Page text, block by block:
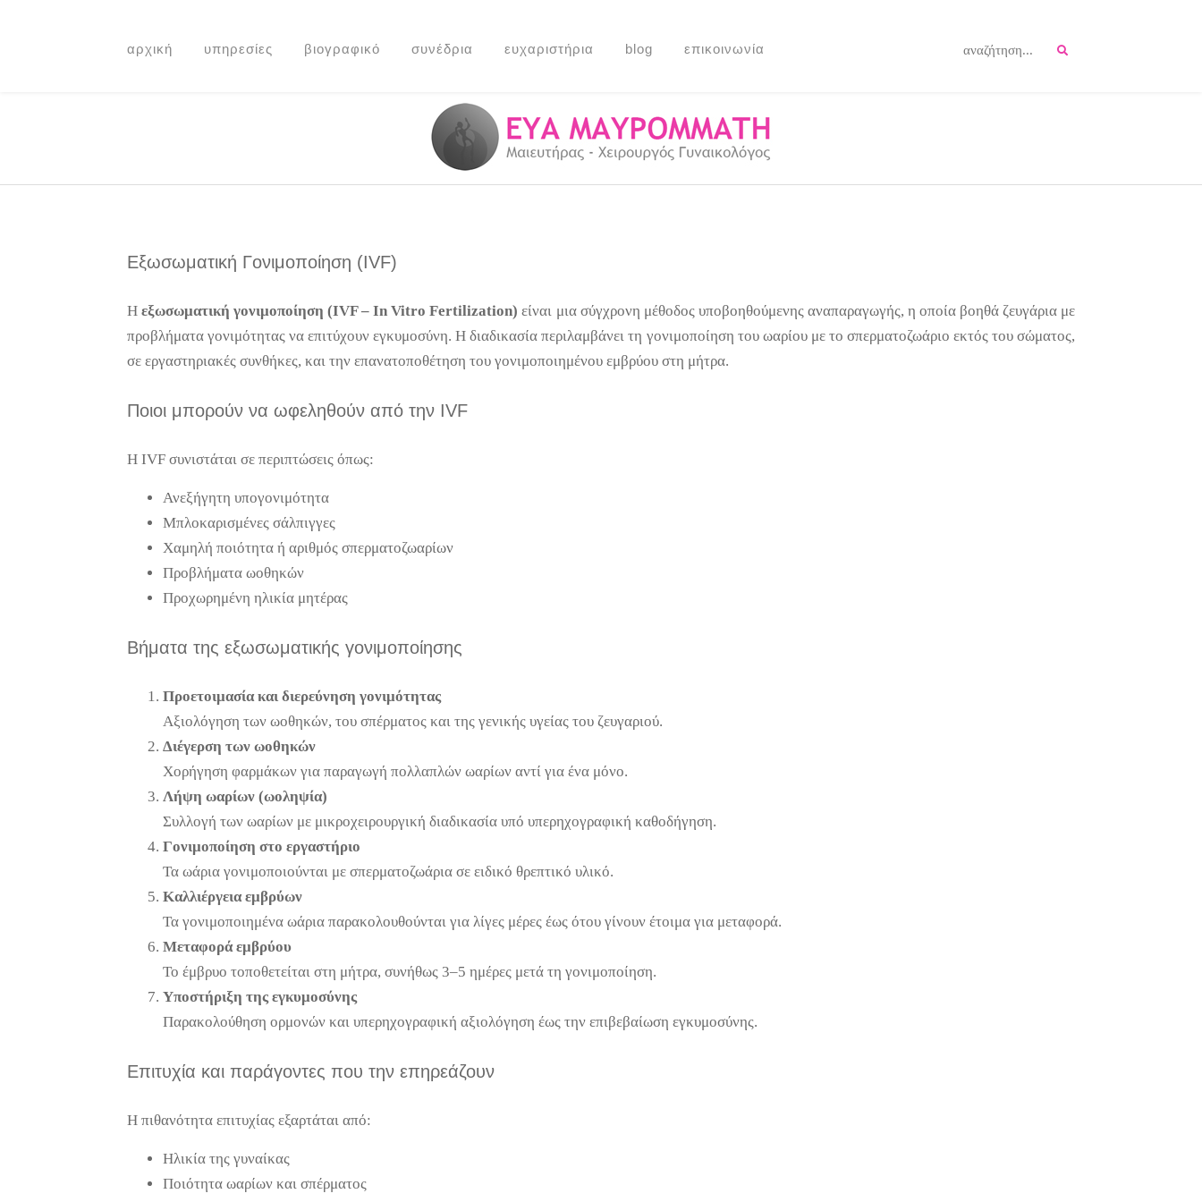
αρχική υπηρεσίες βιογραφικό συνέδρια ευχαριστήρια blog επικοινωνία
Εξωσωματική Γονιμοποίηση (IVF)
Ηεξωσωματική γονιμοποίηση (IVF – In Vitro Fertilization) είναι μια σύγχρονη μέθοδος υποβοηθούμενης αναπαραγωγής, η οποία βοηθά ζευγάρια με
προβλήματα γονιμότητας να επιτύχουν εγκυμοσύνη. Η διαδικασία περιλαμβάνει τη γονιμοποίηση του ωαρίου με το σπερματοζωάριο εκτός του σώματος,
σε εργαστηριακές συνθήκες, και την επανατοποθέτηση του γονιμοποιημένου εμβρύου στη μήτρα.
Ποιοι μπορούν να ωφεληθούν από την IVF
Η IVF συνιστάται σε περιπτώσεις όπως:
Ανεξήγητη υπογονιμότητα
Μπλοκαρισμένες σάλπιγγες
Χαμηλή ποιότητα ή αριθμός σπερματοζωαρίων
Προβλήματα ωοθηκών
Προχωρημένη ηλικία μητέρας
Βήματα της εξωσωματικής γονιμοποίησης
Προετοιμασία και διερεύνηση γονιμότητας
Αξιολόγηση των ωοθηκών, του σπέρματος και της γενικής υγείας του ζευγαριού.
Διέγερση των ωοθηκών
Χορήγηση φαρμάκων για παραγωγή πολλαπλών ωαρίων αντί για ένα μόνο.
Λήψη ωαρίων (ωοληψία)
Συλλογή των ωαρίων με μικροχειρουργική διαδικασία υπό υπερηχογραφική καθοδήγηση.
Γονιμοποίηση στο εργαστήριο
Τα ωάρια γονιμοποιούνται με σπερματοζωάρια σε ειδικό θρεπτικό υλικό.
Καλλιέργεια εμβρύων
Τα γονιμοποιημένα ωάρια παρακολουθούνται για λίγες μέρες έως ότου γίνουν έτοιμα για μεταφορά.
Μεταφορά εμβρύου
Το έμβρυο τοποθετείται στη μήτρα, συνήθως 3–5 ημέρες μετά τη γονιμοποίηση.
Υποστήριξη της εγκυμοσύνης
Παρακολούθηση ορμονών και υπερηχογραφική αξιολόγηση έως την επιβεβαίωση εγκυμοσύνης.
Επιτυχία και παράγοντες που την επηρεάζουν
Η πιθανότητα επιτυχίας εξαρτάται από:
Ηλικία της γυναίκας
Ποιότητα ωαρίων και σπέρματος